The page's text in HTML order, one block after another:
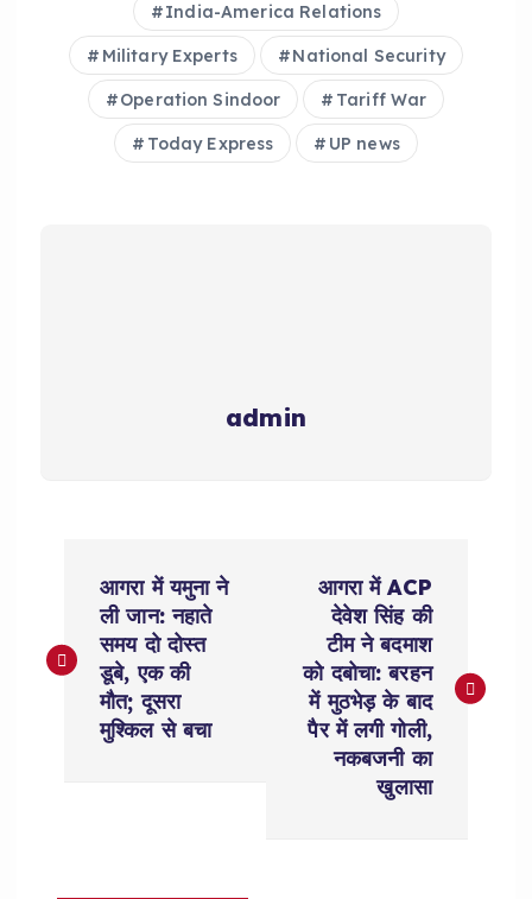
India-America Relations
Military Experts National Security
Operation Sindoor Tariff War
Today Express UP news
admin
s
आगरा में यमुना ने
ली जान: नहाते
समय दो दोस्त
डूबे, एक की
मौत; दूसरा
मुश्किल से बचा
आगरा में ACP
देवेश सिंह की
टीम ने बदमाश
को दबोचा: बरहन
में मुठभेड़ के बाद
पैर में लगी गोली,
नकबजनी का
खुलासा